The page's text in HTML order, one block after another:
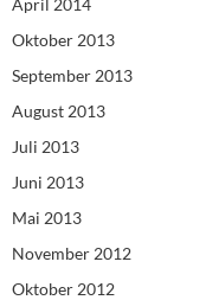
Oktober 2013
September 2013
August 2013
Juli 2013
Juni 2013
Mai 2013
November 2012
Oktober 2012